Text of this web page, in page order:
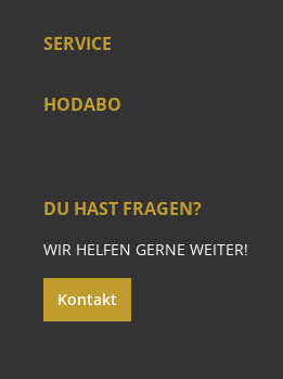
SERVICE
HODABO
DU HAST FRAGEN?
WIR HELFEN GERNE WEITER!
Kontakt